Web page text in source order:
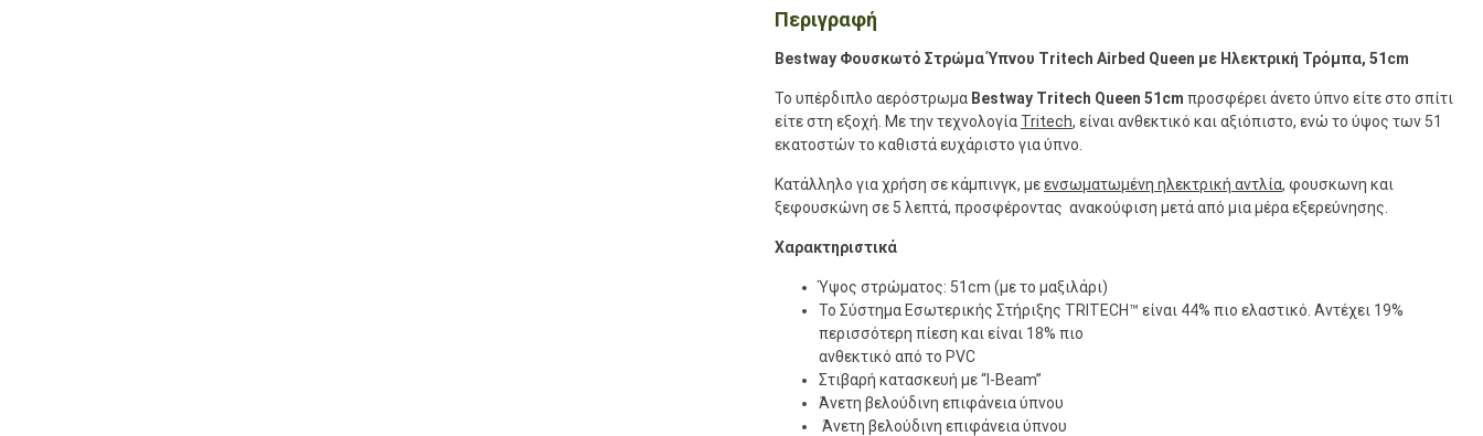
Περιγραφή
Bestway Φουσκωτό Στρώμα Ύπνου Tritech Airbed Queen με Ηλεκτρική Τρόμπα, 51cm
Το υπέρδιπλο αερόστρωμα Bestway Tritech Queen 51 cm προσφέρει άνετο ύπνο είτε στο σπίτι
είτε στη εξοχή. Με την τεχνολογία Tritech, είναι ανθεκτικό και αξιόπιστο, ενώ το ύψος των 51
εκατοστών το καθιστά ευχάριστο για ύπνο.
Κατάλληλο για χρήση σε κάμπινγκ, μεενσωματωμένη ηλεκτρική αντλία, φουσκωνη και
ξεφουσκώνη σε 5 λεπτά, προσφέροντας ανακούφιση μετά από μια μέρα εξερεύνησης.
Χαρακτηριστικά
Ύψος στρώματος: 51cm (με το μαξιλάρι)
Το Σύστημα Εσωτερικής Στήριξης TRITECH™ είναι 44% πιο ελαστικό. Αντέχει 19%
περισσότερη πίεση και είναι 18% πιο
ανθεκτικό από το PVC
Στιβαρή κατασκευή με “I-Beam”
Άνετη βελούδινη επιφάνεια ύπνου
Άνετη βελούδινη επιφάνεια ύπνου